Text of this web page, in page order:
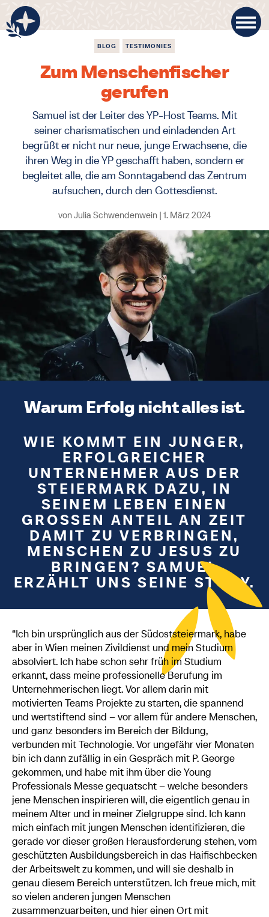
BLOG TESTIMONIES
Zum Menschenfischer
gerufen
Samuel ist der Leiter des YP-Host Teams. Mit
seiner charismatischen und einladenden Art
begrüßt er nicht nur neue, junge Erwachsene, die
ihren Weg in die YP geschafft haben, sondern er
begleitet alle, die am Sonntagabend das Zentrum
aufsuchen, durch den Gottesdienst.
vonJulia Schwendenwein | 1. März 2024
Warum Erfolg nicht alles ist.
WIE KOMMT EIN JUNGER,
ERFOLGREICHER
UNTERNEHMER AUS DER
STEIERMARK DAZU, IN
SEINEM LEBEN EINEN
GROSSEN ANTEIL AN ZEIT D
AMIT ZU VERBRINGEN, M
ENSCHEN ZU JESUS ZU B
RINGEN? SAMUEL E
RZÄHLT UNS SEINE STORY.
“Ich bin ursprünglich aus der Südoststeiermark, habe
aber in Wien meinen Zivildienst und mein Studium
absolviert. Ich habe schon sehr früh im Studium
erkannt, dass meine professionelle Berufung im
Unternehmerischen liegt. Vor allem darin mit
motivierten Teams Projekte zu starten, die spannend
und wertstiftend sind – vor allem für andere Menschen,
und ganz besonders im Bereich der Bildung,
verbunden mit Technologie. Vor ungefähr vier Monaten
bin ich dann zufällig in ein Gespräch mit P. George
gekommen, und habe mit ihm über die Young
Professionals Messe gequatscht – welche besonders
jene Menschen inspirieren will, die eigentlich genau in
meinem Alter und in meiner Zielgruppe sind. Ich kann
mich einfach mit jungen Menschen identifizieren, die
gerade vor dieser großen Herausforderung stehen, vom
geschützten Ausbildungsbereich in das Haifischbecken
der Arbeitswelt zu kommen, und will sie deshalb in
genau diesem Bereich unterstützen. Ich freue mich, mit
so vielen anderen jungen Menschen
zusammenzuarbeiten, und hier einen Ort mit